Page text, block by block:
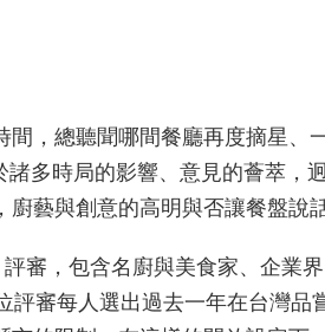
，總聽聞哪間餐廳再度摘星、
多時局的影響、意見的薈萃，
藝與創意的高明與否讓餐盤說
審，包含名廚與美食家、企業
審每人選出過去一年在台灣品